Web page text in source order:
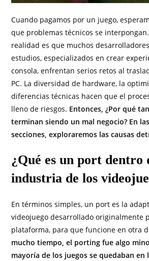
Cuando pagamos por un juego,
que problemas técnicos se
realidad es que muchos
estudios, especializados en crear
consola, enfrentan serios retos al
PC. La diversidad de hardware, la
diferencias técnicas hacen que el
lleno de riesgos. Entonces, ¿Por qué
terminan siendo un mal negocio? En
secciones, exploraremos las causas
¿Qué es un port dentro
industria de los
En términos simples, un port es la
videojuego desarrollado originalmente
plataforma, para que funcione en otra
mucho tiempo, el porting fue algo
mayoría de los juegos se quedaban en